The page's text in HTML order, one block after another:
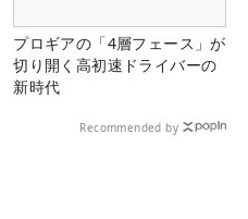
プロギアの「4層フェース」が
切り開く高初速ドライバーの
新時代
Recommended by